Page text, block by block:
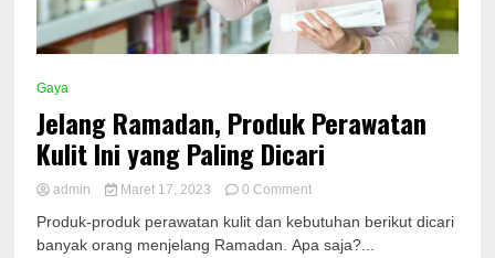
Gaya
Jelang Ramadan, Produk Perawatan
Kulit Ini yang Paling Dicari
admin Maret 17, 2023 0 Commenton
Ramadan,
Produk
Produk-produk perawatan kulit dan kebutuhan berikut dicari
banyak orang menjelang Ramadan. Apa saja?...